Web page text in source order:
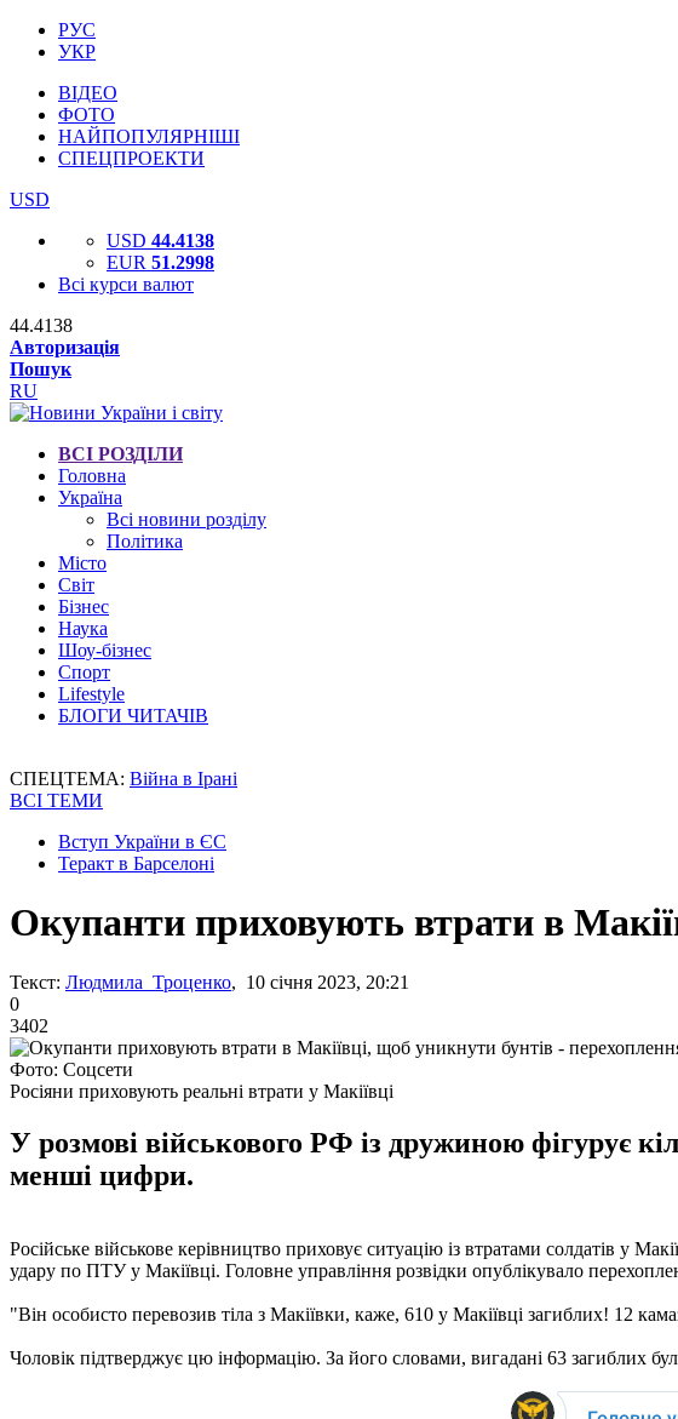
РУС
УКР
ВІДЕО
ФОТО
НАЙПОПУЛЯРНІШІ
СПЕЦПРОЕКТИ
USD
USD 44.4138
EUR 51.2998
Всі курси валют
44.4138
Авторизація
Пошук
RU
ВСІ РОЗДІЛИ
Головна
Україна
Всі новини розділу
Політика
Місто
Світ
Бізнес
Наука
Шоу-бізнес
Спорт
Lifestyle
БЛОГИ ЧИТАЧІВ
СПЕЦТЕМА: Війна в Ірані
ВСІ ТЕМИ
Вступ України в ЄС
Теракт в Барселоні
Окупанти приховують втрати в
Текст: Людмила Троценко, 10 січня 2023, 20:21
0
3402
Фото: Соцсети
Росіяни приховують реальні втрати у Макіївці
У розмові військового РФ із дружиною фігурує
менші цифри.
Російське військове керівництво приховує ситуацію із втратами солдатів у
удару по ПТУ у Макіївці. Головне управління розвідки опублікувало
"Він особисто перевозив тіла з Макіївки, каже, 610 у Макіївці загиблих! 12
Чоловік підтверджує цю інформацію. За його словами, вигадані 63 загиблих